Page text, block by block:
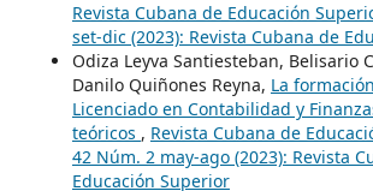
Revista Cubana de Educación
set-dic (2023): Revista Cubana de
Odiza Leyva Santiesteban, Belisario
Danilo Quiñones Reyna, La
Licenciado en Contabilidad y
teóricos , Revista Cubana de
42 Núm. 2 may-ago (2023): Revista
Educación Superior